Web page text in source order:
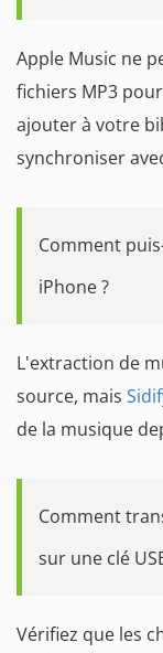
Apple Music ne
fichiers MP3
ajouter à votre
synchroniser
Comment
iPhone ?
L'extraction de
source, mais
de la musique
Comment
sur une clé
Vérifiez que les